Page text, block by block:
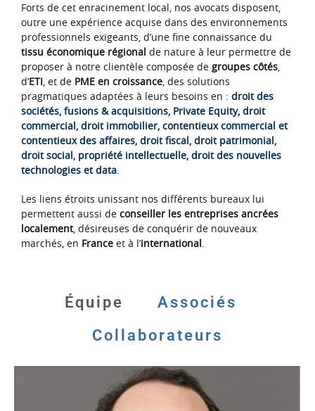
Forts de cet enracinement local, nos avocats disposent,
outre une expérience acquise dans des environnements
professionnels exigeants, d’une fine connaissance du
tissu économique régional de nature à leur permettre de
proposer à notre clientèle composée de groupes côtés,
d’ETI, et de PME en croissance, des solutions
pragmatiques adaptées à leurs besoins en : droit des
sociétés, fusions & acquisitions, Private Equity, droit
commercial, droit immobilier, contentieux commercial et
contentieux des affaires, droit fiscal, droit patrimonial,
droit social, propriété intellectuelle, droit des nouvelles
technologies et data.
Les liens étroits unissant nos différents bureaux lui
permettent aussi de conseiller les entreprises ancrées
localement, désireuses de conquérir de nouveaux
marchés, en France et à l’international.
Équipe
Associés
Collaborateurs